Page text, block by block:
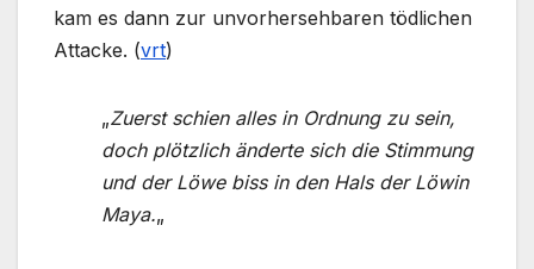
kam es dann zur unvorhersehbaren tödlichen
Attacke. (vrt)
„Zuerst schien alles in Ordnung zu sein,
doch plötzlich änderte sich die Stimmung
und der Löwe biss in den Hals der Löwin
Maya.„